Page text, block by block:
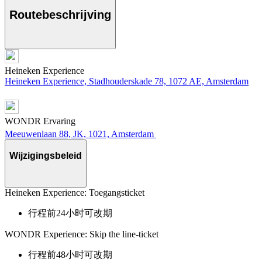
Routebeschrijving
Heineken Experience
Heineken Experience, Stadhouderskade 78, 1072 AE, Amsterdam
WONDR Ervaring
Meeuwenlaan 88, JK, 1021, Amsterdam
Wijzigingsbeleid
Heineken Experience: Toegangsticket
行程前24小时可改期
WONDR Experience: Skip the line-ticket
行程前48小时可改期